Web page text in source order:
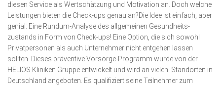
Lebensart
diesen Service als Wert­schätzung und Motiva­tion an. Doch welche
Leistungen bieten die Check-ups genau an?Die Idee ist einfach, aber
genial: Eine Rund­um-Analyse des allgemeinen Ge­sundheits­
zustands in Form von Check-ups! Eine Option, die sich sowohl
Privat­personen als auch Unter­nehmer nicht entgehen lassen
sollten. Dieses prä­ventive Vor­sorge-Pro­gramm wurde von der
HELIOS Kliniken Gruppe entwickelt und wird an vielen Standorten in
Deutsch­land angeboten. Es qualifiziert seine Teil­nehmer zum